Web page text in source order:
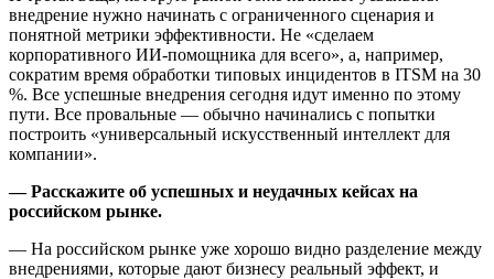
внедрение нужно начинать с ограниченного сценария и
понятной метрики эффективности. Не «сделаем
корпоративного ИИ-помощника для всего», а, например,
сократим время обработки типовых инцидентов в ITSM на 30
%. Все успешные внедрения сегодня идут именно по этому
пути. Все провальные — обычно начинались с попытки
построить «универсальный искусственный интеллект для
компании».
— Расскажите об успешных и неудачных кейсах на
российском рынке.
— На российском рынке уже хорошо видно разделение между
внедрениями, которые дают бизнесу реальный эффект, и